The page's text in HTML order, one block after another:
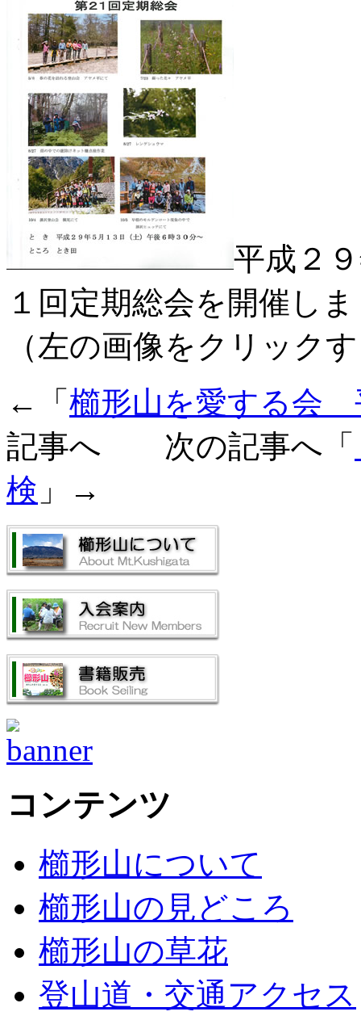
平成２
１回定期総会を開催し
（左の画像をクリック
←「 櫛形山を愛する会
記事へ 次の記事へ「
検 」→
コンテンツ
櫛形山について
櫛形山の見どころ
櫛形山の草花
登山道・交通アクセス